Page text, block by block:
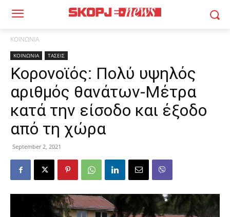
ΚΟΙΝΩΝΙΑ
ΚΟΙΝΩΝΙΑ ΤΑΣΕΙΣ
Κορονοϊός: Πολύ υψηλός
αριθμός θανάτων-Μέτρα
κατά την είσοδο και έξοδο
από τη χώρα
September 2, 2021